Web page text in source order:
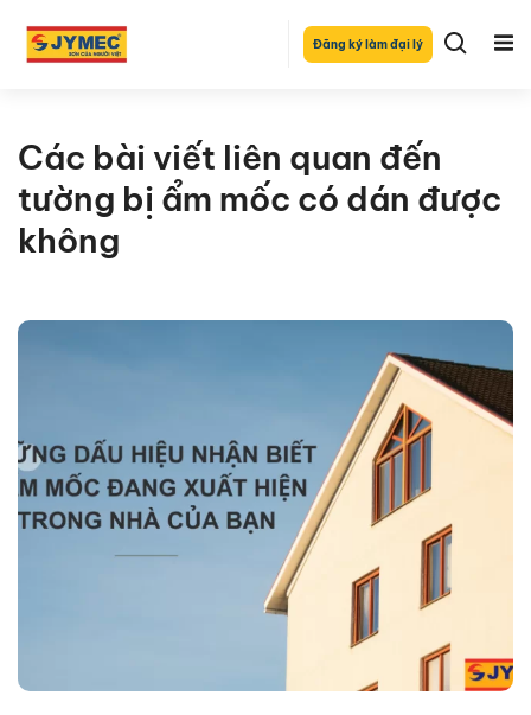
Đăng ký làm đại lý
Các bài viết liên quan đến
tường bị ẩm mốc có dán được
không